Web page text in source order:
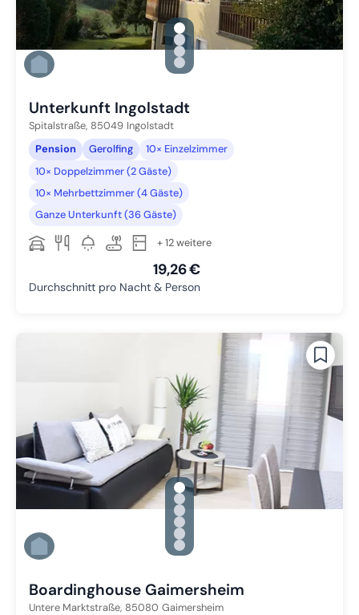
gallery.slide_selector
Zu Slide 1 wechseln
Zu Slide 2 wechseln
Zu Slide 3 wechseln
Zu Slide 4 wechseln
Unterkunft Ingolstadt
Spitalstraße, 85049 Ingolstadt
Pension
Gerolfing
10× Einzelzimmer
10× Doppelzimmer (2 Gäste)
10× Mehrbettzimmer (4 Gäste)
Ganze Unterkunft (36 Gäste)
+ 12 weitere
19,26 €
Durchschnitt pro Nacht & Person
gallery.slide_selector
Zu Slide 1 wechseln
Zu Slide 2 wechseln
Zu Slide 3 wechseln
Zu Slide 4 wechseln
Zu Slide 5 wechseln
Zu Slide 6 wechseln
Boardinghouse Gaimersheim
Untere Marktstraße, 85080 Gaimersheim